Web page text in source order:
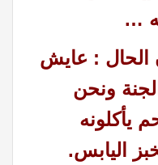
…
الحال : عايش
ونحن
يأكلونه
اليابس.